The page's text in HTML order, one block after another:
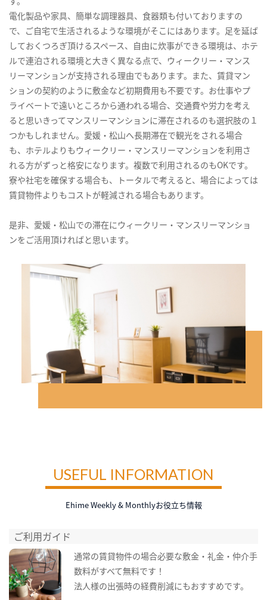
電化製品や家具、簡単な調理器具、食器類も付いておりますの
で、ご自宅で生活されるような環境がそこにはあります。足を延ば
しておくつろぎ頂けるスペース、自由に炊事ができる環境は、ホテ
ルで連泊される環境と大きく異なる点で、ウィークリー・マンス
リーマンションが支持される理由でもあります。また、賃貸マン
ションの契約のように敷金など初期費用も不要です。お仕事やプ
ライベートで遠いところから通われる場合、交通費や労力を考え
ると思いきってマンスリーマンションに滞在されるのも選択肢の１
つかもしれません。愛媛・松山へ長期滞在で観光をされる場合
も、ホテルよりもウィークリー・マンスリーマンションを利用さ
れる方がずっと格安になります。複数で利用されるのもOKです。
寮や社宅を確保する場合も、トータルで考えると、場合によっては
賃貸物件よりもコストが軽減される場合もあります。
是非、愛媛・松山での滞在にウィークリー・マンスリーマンショ
ンをご活用頂ければと思います。
USEFUL INFORMATION
Ehime Weekly & Monthlyお役立ち情報
ご利用ガイド
通常の賃貸物件の場合必要な敷金・礼金・仲介手
数料がすべて無料です！
法人様の出張時の経費削減にもおすすめです。